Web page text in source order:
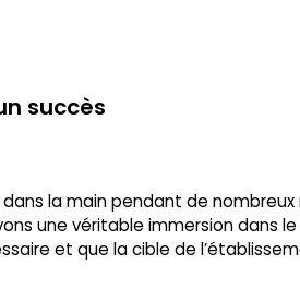
succès
la main pendant de
une véritable immersion dans
et que la cible de